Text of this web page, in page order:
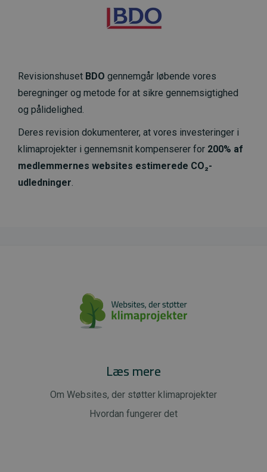
Revisionshuset BDO gennemgår løbende vores
beregninger og metode for at sikre gennemsigtighed
og pålidelighed.
Deres revision dokumenterer, at vores investeringer i
klimaprojekter i gennemsnit kompenserer for 200% af
medlemmernes websites estimerede CO₂-
udledninger.
Læs mere
Om Websites, der støtter klimaprojekter
Hvordan fungerer det